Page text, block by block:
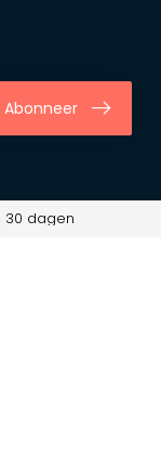
Abonneer
30 dagen